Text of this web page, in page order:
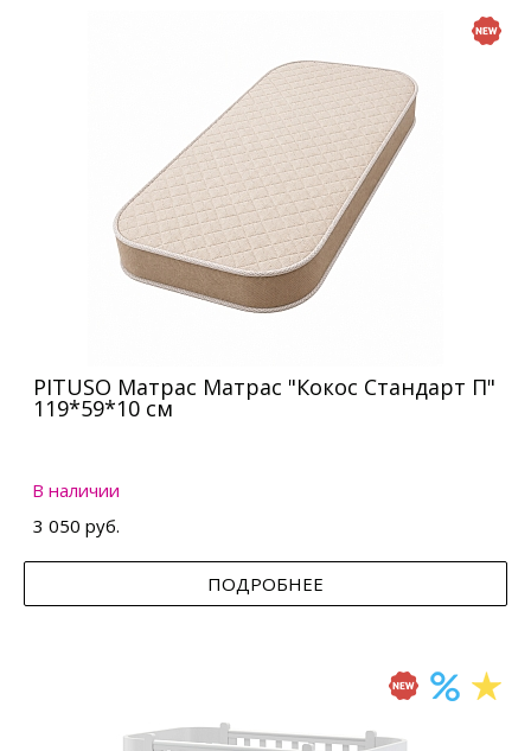
PITUSO Матрас Матрас "Кокос Стандарт П"
119*59*10 см
В наличии
3 050 руб.
ПОДРОБНЕЕ